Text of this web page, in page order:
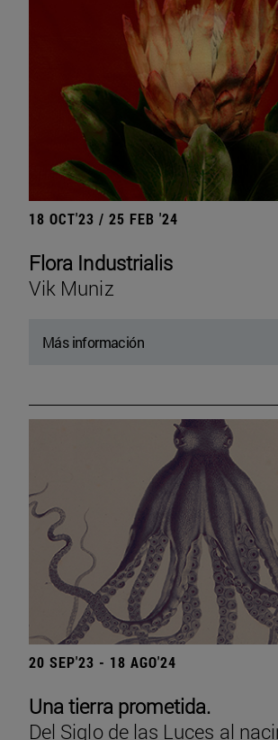
18 OCT'23 / 25 FEB '24
Flora Industrialis
Vik Muniz
Más información
20 SEP'23 - 18 AGO'24
Una tierra prometida.
Del Siglo de las Luces al